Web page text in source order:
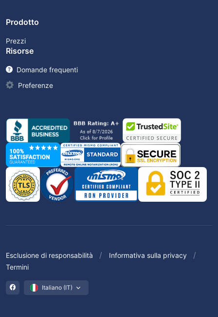
Prodotto
Prezzi
Risorse
Domande frequenti
Preferenze
Esclusione di responsabilità
Informativa sulla privacy
Termini
Italiano (IT)